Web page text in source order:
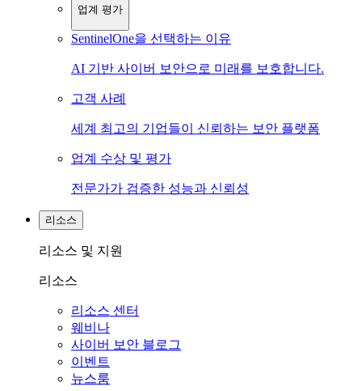
업계 평가
SentinelOne을 선택하는 이유
AI 기반 사이버 보안으로 미래를 보호합니다.
고객 사례
세계 최고의 기업들이 신뢰하는 보안 플랫폼
업계 수상 및 평가
전문가가 검증한 성능과 신뢰성
리소스
리소스 및 지원
리소스
리소스 센터
웨비나
사이버 보안 블로그
이벤트
뉴스룸